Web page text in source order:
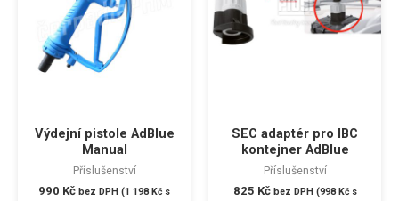
Výdejní pistole AdBlue
Manual
Příslušenství
990 Kč bez DPH (1 198 Kč s
SEC adaptér pro IBC
kontejner AdBlue
Příslušenství
825 Kč bez DPH (998 Kčs